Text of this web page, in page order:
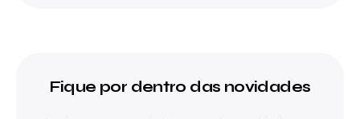
Fique por dentro das novidades